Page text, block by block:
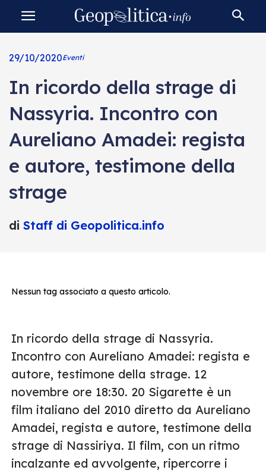
29/10/2020Eventi
In ricordo della strage di
Nassyria. Incontro con
Aureliano Amadei: regista
e autore, testimone della
strage
di Staff di Geopolitica.info
Nessun tag associato a questo articolo.
In ricordo della strage di Nassyria.
Incontro con Aureliano Amadei: regista e
autore, testimone della strage. 12
novembre ore 18:30. 20 Sigarette è un
film italiano del 2010 diretto da Aureliano
Amadei, regista e autore, testimone della
strage di Nassiriya. Il film, con un ritmo
incalzante ed avvolgente, ripercorre i